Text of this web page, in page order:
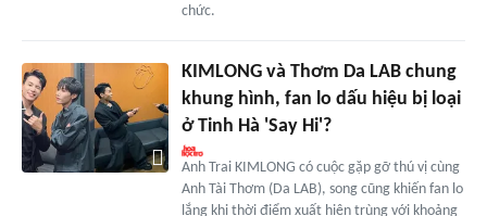
chức.
KIMLONG và Thơm Da LAB chung
khung hình, fan lo dấu hiệu bị loại
ở Tinh Hà 'Say Hi'?
Anh Trai KIMLONG có cuộc gặp gỡ thú vị cùng
Anh Tài Thơm (Da LAB), song cũng khiến fan lo
lắng khi thời điểm xuất hiện trùng với khoảng